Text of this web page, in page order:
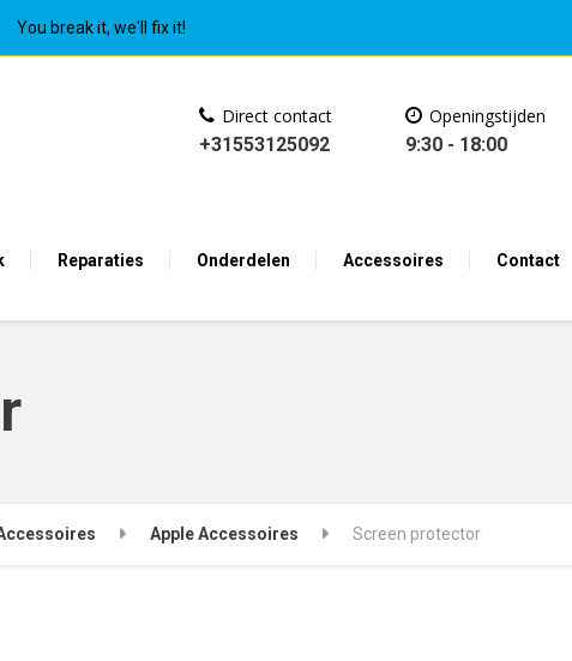
You break it, we'll fix it!
Reparaties Onderdelen Accessoires Contact
Direct contact
+31553125092
Openingstijden
9:30 - 18:00
Apple Accessoires Screen protector